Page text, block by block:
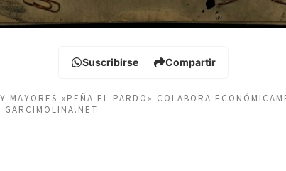
Suscribirse Compartir
«PEÑA EL PARDO» COLABORA
GARCIMOLINA.NET